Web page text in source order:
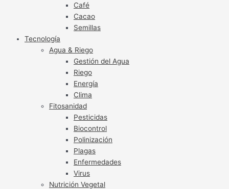
Café
Cacao
Semillas
Tecnología
Agua & Riego
Gestión del Agua
Riego
Energía
Clima
Fitosanidad
Pesticidas
Biocontrol
Polinización
Plagas
Enfermedades
Virus
Nutrición Vegetal